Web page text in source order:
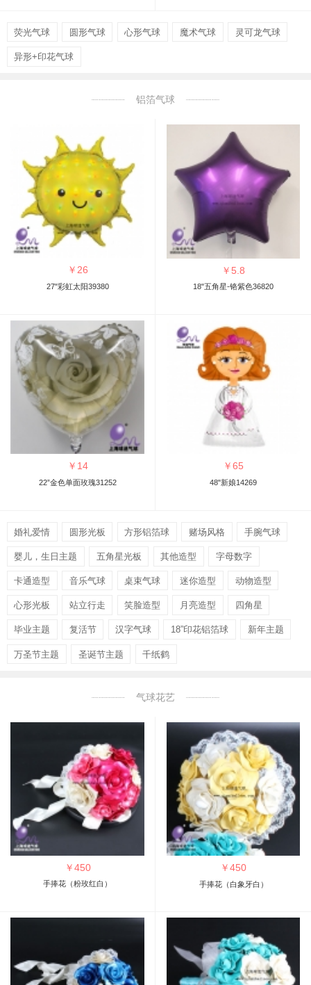
荧光气球 圆形气球 心形气球 魔术气球 灵可龙气球
异形+印花气球
铝箔气球
￥ 26
27"彩虹太阳39380
￥ 5.8
18"五角星-铬紫色36820
￥ 14
22”金色单面玫瑰31252
￥65
48"新娘14269
婚礼爱情 圆形光板 方形铝箔球 赌场风格 手腕气球
婴儿，生日主题 五角星光板 其他造型 字母数字
卡通造型 音乐气球 桌束气球 迷你造型 动物造型
心形光板 站立行走 笑脸造型 月亮造型 四角星
毕业主题 复活节 汉字气球 18”印花铝箔球 新年主题
万圣节主题 圣诞节主题 千纸鹤
气球花艺
￥450
手捧花（粉玫红白）
￥450
手捧花（白象牙白）